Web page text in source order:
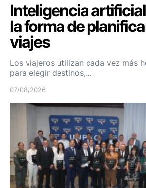
Inteligencia
la forma de
viajes
Los viajeros utilizan cada vez más
para elegir destinos,…
07/08/2026